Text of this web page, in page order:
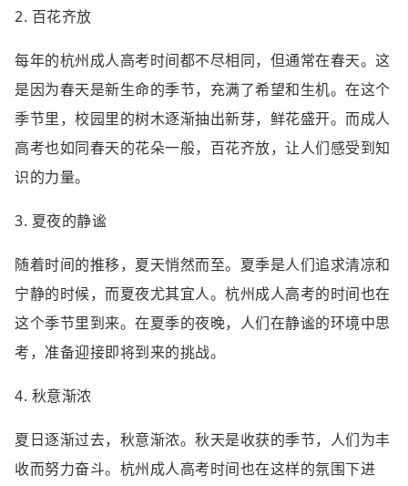
2. 百花齐放
每年的杭州成人高考时间都不尽相同，但通常在春天。这
是因为春天是新生命的季节，充满了希望和生机。在这个
季节里，校园里的树木逐渐抽出新芽，鲜花盛开。而成人
高考也如同春天的花朵一般，百花齐放，让人们感受到知
识的力量。
3. 夏夜的静谧
随着时间的推移，夏天悄然而至。夏季是人们追求清凉和
宁静的时候，而夏夜尤其宜人。杭州成人高考的时间也在
这个季节里到来。在夏季的夜晚，人们在静谧的环境中思
考，准备迎接即将到来的挑战。
4. 秋意渐浓
夏日逐渐过去，秋意渐浓。秋天是收获的季节，人们为丰
收而努力奋斗。杭州成人高考时间也在这样的氛围下进